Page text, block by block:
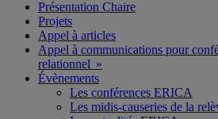
Présentation Chaire
Projets
Appel à articles
Appel à communications pour
relationnel »
Évènements
Les conférences ERICA
Les midis-causeries de la